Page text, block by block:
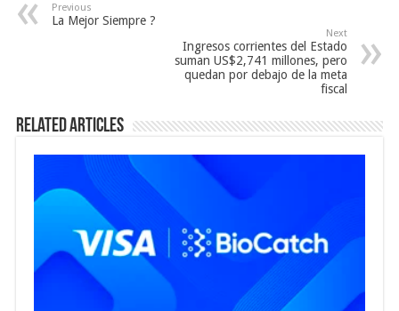
Previous
La Mejor Siempre ?
Next
Ingresos corrientes del Estado
suman US$2,741 millones, pero
quedan por debajo de la meta
fiscal
Related Articles